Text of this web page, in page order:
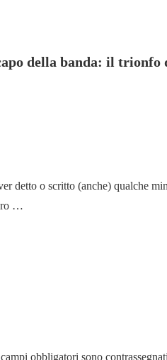
della banda: il trionfo
detto o scritto (anche) qualche
…
obbligatori sono contrassegnati